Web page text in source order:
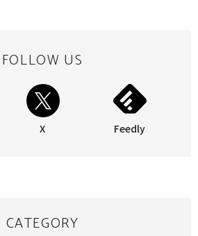
FOLLOW US
X Feedly
CATEGORY